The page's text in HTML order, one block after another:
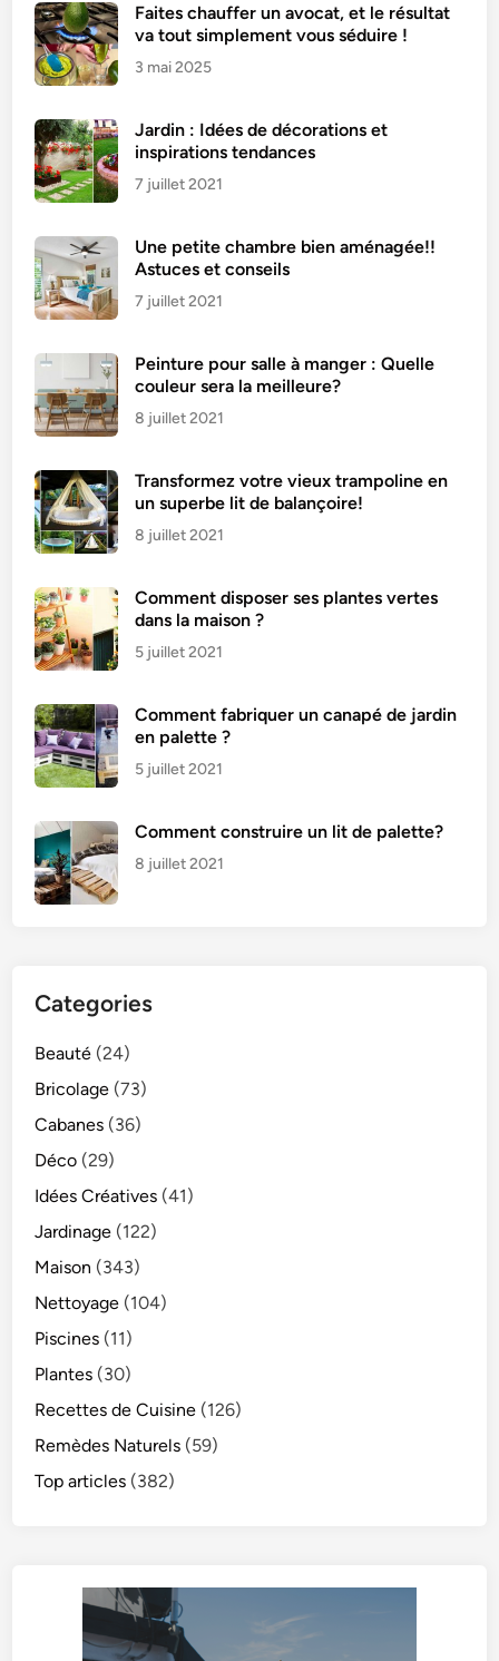
Faites chauffer un avocat, et le résultat
va tout simplement vous séduire !
3 mai 2025
Jardin : Idées de décorations et
inspirations tendances
7 juillet 2021
Une petite chambre bien aménagée!!
Astuces et conseils
7 juillet 2021
Peinture pour salle à manger : Quelle
couleur sera la meilleure?
8 juillet 2021
Transformez votre vieux trampoline en
un superbe lit de balançoire!
8 juillet 2021
Comment disposer ses plantes vertes
dans la maison ?
5 juillet 2021
Comment fabriquer un canapé de jardin
en palette ?
5 juillet 2021
Comment construire un lit de palette?
8 juillet 2021
Categories
Beauté (24)
Bricolage (73)
Cabanes (36)
Déco (29)
Idées Créatives (41)
Jardinage (122)
Maison (343)
Nettoyage (104)
Piscines (11)
Plantes (30)
Recettes de Cuisine (126)
Remèdes Naturels (59)
Top articles (382)